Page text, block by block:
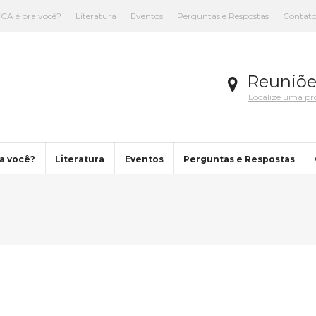
é pra você? Literatura Eventos Perguntas e Respostas Contato
Localize uma
você? Literatura Eventos Perguntas e Respostas